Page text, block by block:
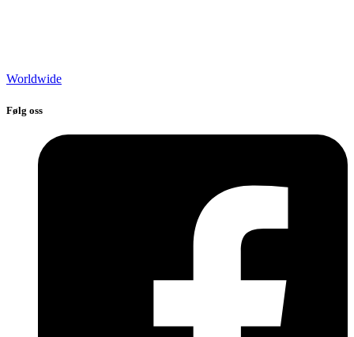
Worldwide
Følg oss